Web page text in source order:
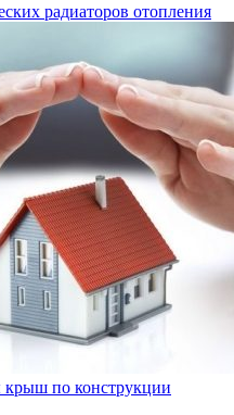
радиаторов отопления
по конструкции